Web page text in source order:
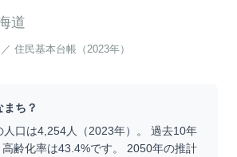
道
／ 住民基本台帳（2023年）
まち？
人口は4,254人（2023年）。 過去10年
高齢化率は43.4%です。 2050年の推計